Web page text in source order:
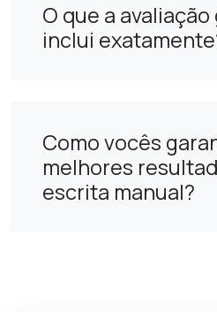
O que a
inclui
Como vocês
melhores
escrita manual?